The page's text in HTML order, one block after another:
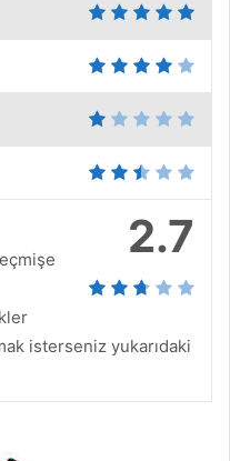
2.7
isterseniz yukarıdaki